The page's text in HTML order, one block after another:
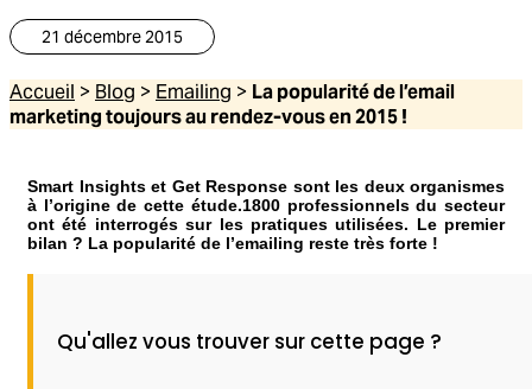
21 décembre 2015
Accueil > Blog > Emailing > La popularité de l’email
marketing toujours au rendez-vous en 2015 !
Smart Insights et Get Response sont les deux organismes
à l’origine de cette étude.1800 professionnels du secteur
ont été interrogés sur les pratiques utilisées. Le premier
bilan ? La popularité de l’emailing reste très forte !
Qu'allez vous trouver sur cette page ?